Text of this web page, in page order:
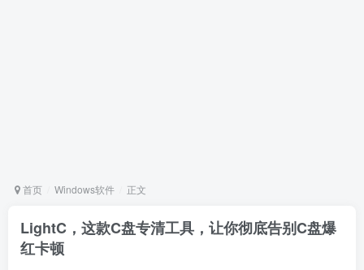
首页 Windows软件 正文
LightC，这款C盘专清工具，让你彻底告别C盘爆
红卡顿